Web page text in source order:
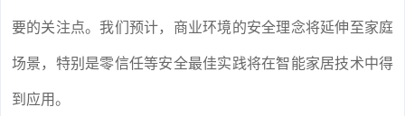
要的关注点。我们预计，商业环境的安全理念将延伸至家庭
场景，特别是零信任等安全最佳实践将在智能家居技术中得
到应用。